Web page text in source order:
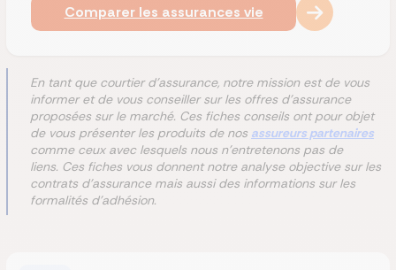
Comparer les assurances vie
En tant que courtier d'assurance, notre mission est de vous
informer et de vous conseiller sur les offres d'assurance
proposées sur le marché. Ces fiches conseils ont pour objet
de vous présenter les produits de nos assureurs partenaires
comme ceux avec lesquels nous n'entretenons pas de
liens. Ces fiches vous donnent notre analyse objective sur les
contrats d'assurance mais aussi des informations sur les
formalités d'adhésion.